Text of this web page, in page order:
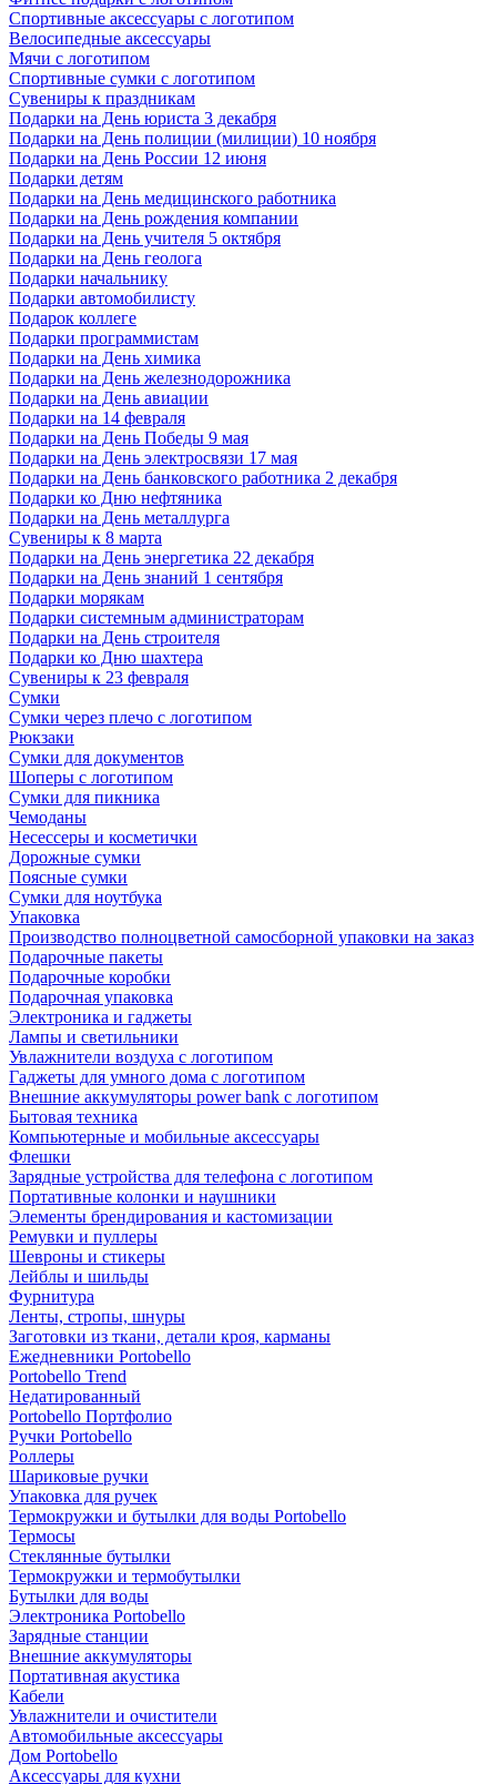
Спортивные аксессуары с логотипом
Велосипедные аксессуары
Мячи с логотипом
Спортивные сумки с логотипом
Сувениры к праздникам
Подарки на День юриста 3 декабря
Подарки на День полиции (милиции) 10 ноября
Подарки на День России 12 июня
Подарки детям
Подарки на День медицинского работника
Подарки на День рождения компании
Подарки на День учителя 5 октября
Подарки на День геолога
Подарки начальнику
Подарки автомобилисту
Подарок коллеге
Подарки программистам
Подарки на День химика
Подарки на День железнодорожника
Подарки на День авиации
Подарки на 14 февраля
Подарки на День Победы 9 мая
Подарки на День электросвязи 17 мая
Подарки на День банковского работника 2 декабря
Подарки ко Дню нефтяника
Подарки на День металлурга
Сувениры к 8 марта
Подарки на День энергетика 22 декабря
Подарки на День знаний 1 сентября
Подарки морякам
Подарки системным администраторам
Подарки на День строителя
Подарки ко Дню шахтера
Сувениры к 23 февраля
Сумки
Сумки через плечо с логотипом
Рюкзаки
Сумки для документов
Шоперы с логотипом
Сумки для пикника
Чемоданы
Несессеры и косметички
Дорожные сумки
Поясные сумки
Сумки для ноутбука
Упаковка
Производство полноцветной самосборной упаковки на заказ
Подарочные пакеты
Подарочные коробки
Подарочная упаковка
Электроника и гаджеты
Лампы и светильники
Увлажнители воздуха с логотипом
Гаджеты для умного дома с логотипом
Внешние аккумуляторы power bank с логотипом
Бытовая техника
Компьютерные и мобильные аксессуары
Флешки
Зарядные устройства для телефона с логотипом
Портативные колонки и наушники
Элементы брендирования и кастомизации
Ремувки и пуллеры
Шевроны и стикеры
Лейблы и шильды
Фурнитура
Ленты, стропы, шнуры
Заготовки из ткани, детали кроя, карманы
Ежедневники Portobello
Portobello Trend
Недатированный
Portobello Портфолио
Ручки Portobello
Роллеры
Шариковые ручки
Упаковка для ручек
Термокружки и бутылки для воды Portobello
Термосы
Стеклянные бутылки
Термокружки и термобутылки
Бутылки для воды
Электроника Portobello
Зарядные станции
Внешние аккумуляторы
Портативная акустика
Кабели
Увлажнители и очистители
Автомобильные аксессуары
Дом Portobello
Аксессуары для кухни